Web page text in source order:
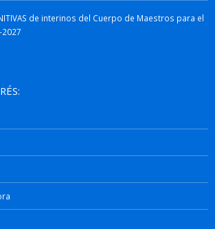
de interinos del Cuerpo de Maestros para el